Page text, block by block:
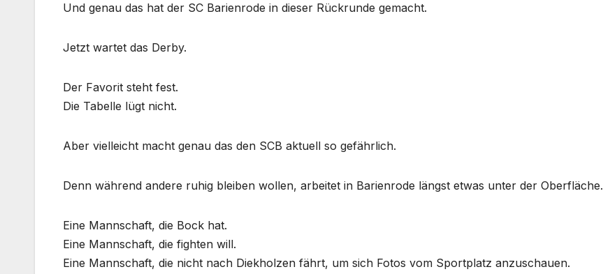
Und genau das hat der SC Barienrode in dieser Rückrunde gemacht.
Jetzt wartet das Derby.
Der Favorit steht fest.
Die Tabelle lügt nicht.
Aber vielleicht macht genau das den SCB aktuell so gefährlich.
Denn während andere ruhig bleiben wollen, arbeitet in Barienrode längst etwas unter der Oberfläche.
Eine Mannschaft, die Bock hat.
Eine Mannschaft, die fighten will.
Eine Mannschaft, die nicht nach Diekholzen fährt, um sich Fotos vom Sportplatz anzuschauen.